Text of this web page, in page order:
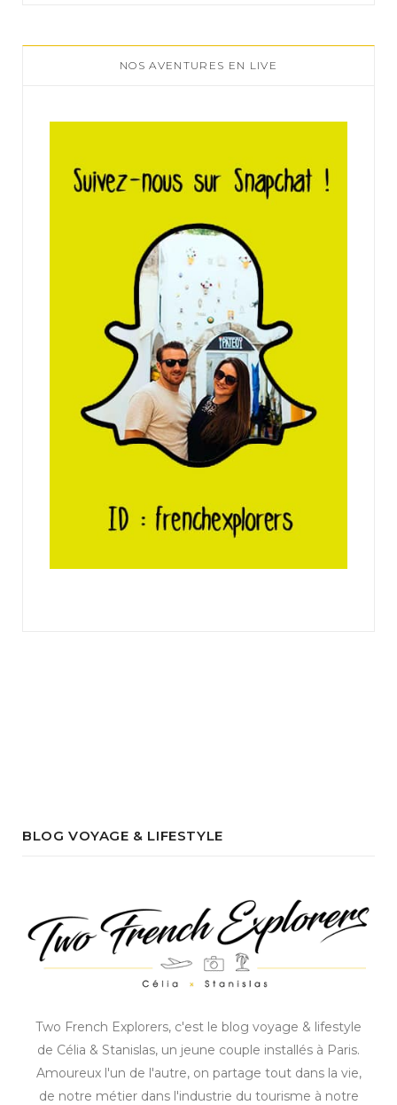
NOS AVENTURES EN LIVE
BLOG VOYAGE & LIFESTYLE
Two French Explorers, c'est le blog voyage & lifestyle
de Célia & Stanislas, un jeune couple installés à Paris.
Amoureux l'un de l'autre, on partage tout dans la vie,
de notre métier dans l'industrie du tourisme à notre